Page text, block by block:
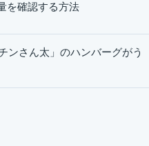
を確認する方法
ンさん太」のハンバーグがう